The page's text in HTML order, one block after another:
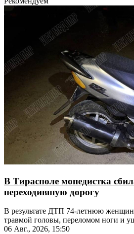
В Тирасполе мопедистка
переходившую дорогу
В результате ДТП 74-летнюю
травмой головы, переломом ноги и
06 Авг., 2026, 15:50